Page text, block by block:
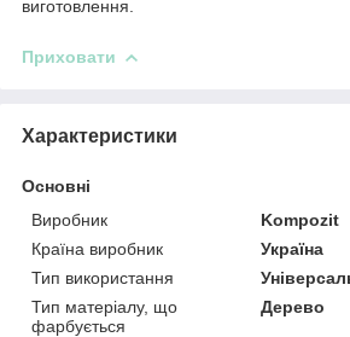
виготовлення.
Приховати
Характеристики
Основні
Виробник
Kompozit
Країна виробник
Україна
Тип використання
Тип матеріалу, що
фарбується
Дерево